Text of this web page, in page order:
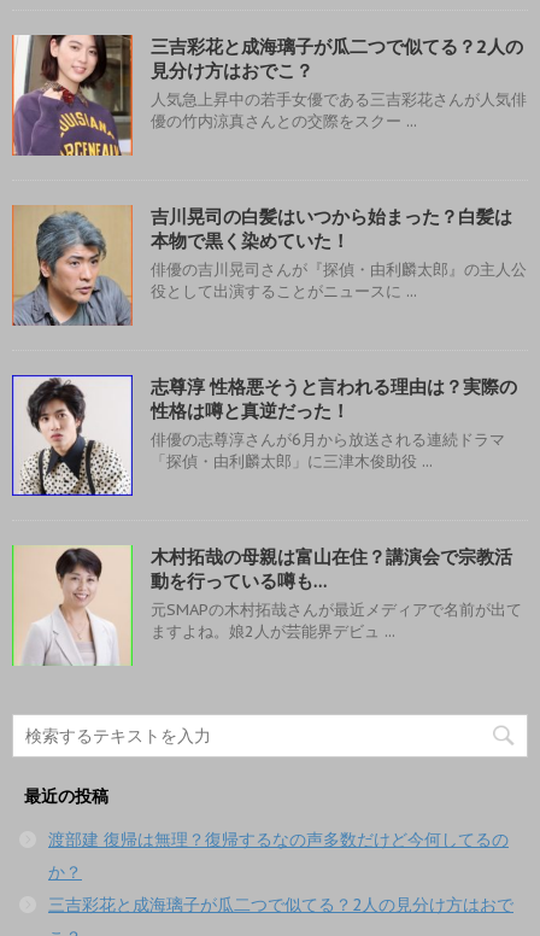
三吉彩花と成海璃子が瓜二つで似てる？2人の
見分け方はおでこ？
人気急上昇中の若手女優である三吉彩花さんが人気俳
優の竹内涼真さんとの交際をスクー ...
吉川晃司の白髪はいつから始まった？白髪は
本物で黒く染めていた！
俳優の吉川晃司さんが『探偵・由利麟太郎』の主人公
役として出演することがニュースに ...
志尊淳 性格悪そうと言われる理由は？実際の
性格は噂と真逆だった！
俳優の志尊淳さんが6月から放送される連続ドラマ
「探偵・由利麟太郎」に三津木俊助役 ...
木村拓哉の母親は富山在住？講演会で宗教活
動を行っている噂も…
元SMAPの木村拓哉さんが最近メディアで名前が出て
ますよね。娘2人が芸能界デビュ ...
最近の投稿
渡部建 復帰は無理？復帰するなの声多数だけど今何してるの
か？
三吉彩花と成海璃子が瓜二つで似てる？2人の見分け方はおで